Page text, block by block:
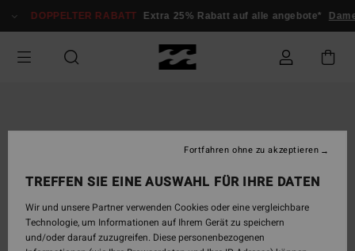
zur
springen
DOPPELTER RABATT Extra 25% Rabatt auf alle angebote*
TREFFEN SIE EINE AUSWAHL FÜR IHRE DATEN
Wir und unsere Partner verwenden Cookies oder eine vergleichbare
Technologie, um Informationen auf Ihrem Gerät zu speichern
und/oder darauf zuzugreifen. Diese personenbezogenen
Fortfahren ohne zu akzeptieren